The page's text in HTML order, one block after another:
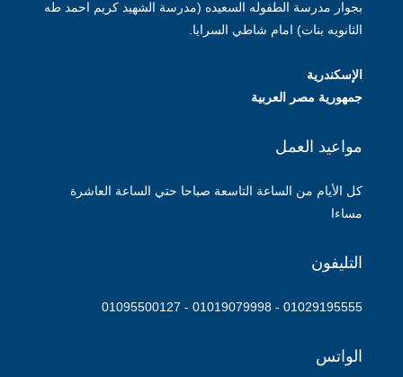
بجوار مدرسة الطفوله السعيده (مدرسة الشهيد كريم احمد طه
الثانويه بنات) امام شاطي السرايا.
الإسكندرية
جمهورية مصر العربية
مواعيد العمل
كل الأيام من الساعة التاسعة صباحا حتي الساعة العاشرة
مساءا
التليفون
01029195555 - 01019079998 - 01095500127
الواتس